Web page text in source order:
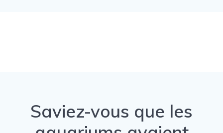
Saviez-vous que les